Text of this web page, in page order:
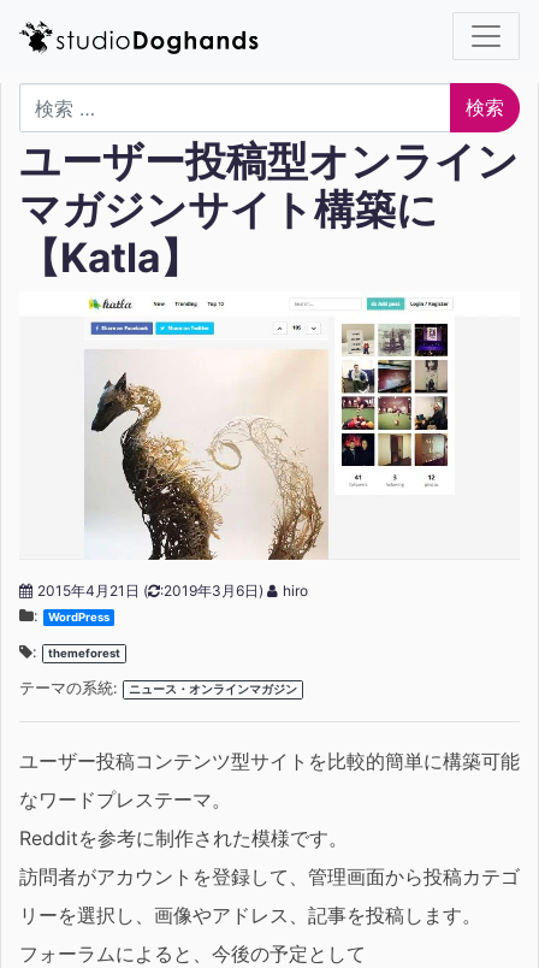
検索
ユーザー投稿型オンライン
マガジンサイト構築に
【Katla】
2015年4月21日 ( :2019年3月6日)
hiro
:
WordPress
: themeforest
テーマの系統: ニュース・オンラインマガジン
ユーザー投稿コンテンツ型サイトを比較的簡単に構築可能
なワードプレステーマ。
Redditを参考に制作された模様です。
訪問者がアカウントを登録して、管理画面から投稿カテゴ
リーを選択し、画像やアドレス、記事を投稿します。
フォーラムによると、今後の予定として